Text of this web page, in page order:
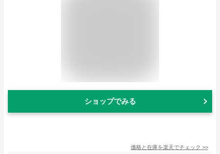
ショップでみる
価格と在庫を楽天でチェック >>